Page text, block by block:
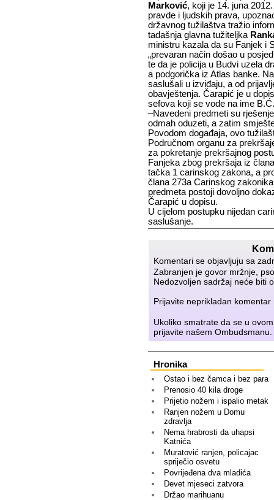
Marković, koji je 14. juna
pravde i ljudskih prava,
državnog tužilaštva tražio
tadašnja glavna tužiteljka
ministru kazala da su Fanjek i
„prevaran način došao u
te da je policija u Budvi uzela
a podgorička iz Atlas banke.
saslušali u izviđaju, a od
obavještenja. Čarapić je u
sefova koji se vode na ime B.Ć.
–Navedeni predmeti su
odmah oduzeti, a zatim
Povodom događaja, ovo
Područnom organu za
za pokretanje prekršajnog
Fanjeka zbog prekršaja iz
tačka 1 carinskog zakona, a
člana 273a Carinskog
predmeta postoji dovoljno
Čarapić u dopisu.
U cijelom postupku nijedan
saslušanje.
Komentari se objavljuju sa
Zabranjen je govor mržnje,
Nedozvoljen sadržaj neće biti
Prijavite neprikladan
Ukoliko smatrate da se u
prijavite našemOmbudsmanu
Hronika
Ostao i bez čamca i bez para
Prenosio 40 kila droge
Prijetio nožem i ispalio metak
Ranjen nožem u Domu
zdravlja
Nema hrabrosti da uhapsi
Katnića
Muratović ranjen, policajac
spriječio osvetu
Povrijeđena dva mladića
Devet mjeseci zatvora
Držao marihuanu